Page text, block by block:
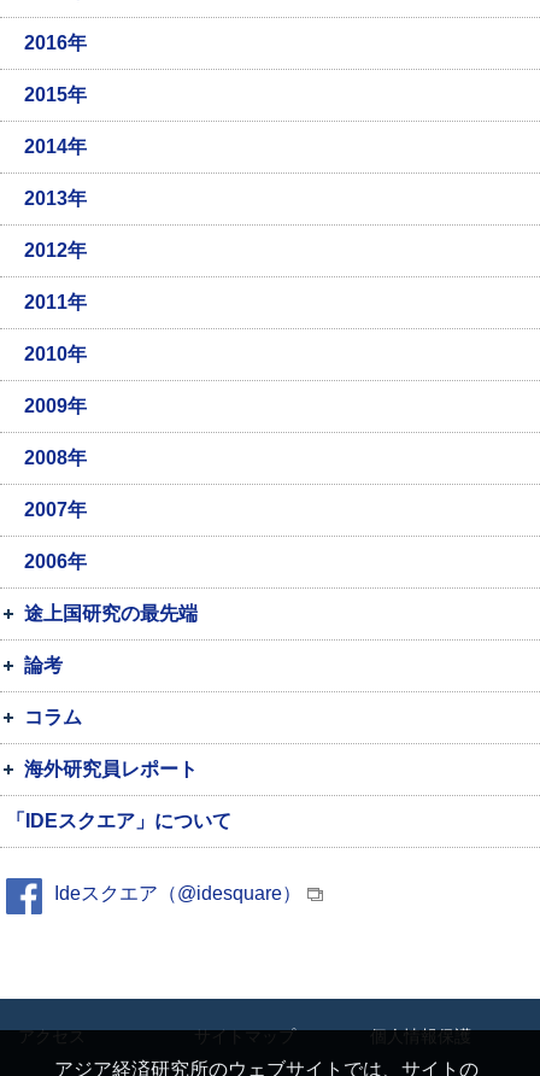
2016年
2015年
2014年
2013年
2012年
2011年
2010年
2009年
2008年
2007年
2006年
途上国研究の最先端
論考
コラム
海外研究員レポート
「IDEスクエア」について
Ideスクエア（@idesquare）
アジア経済研究所のウェブサイトでは、サイトの
アクセス サイトマップ 個人情報保護